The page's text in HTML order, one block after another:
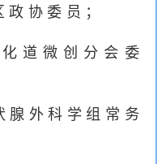
协委员；
道微创分会委
腺外科学组常务